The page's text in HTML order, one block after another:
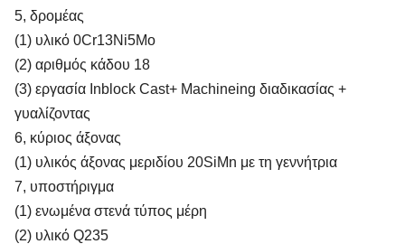
5, δρομέας
(1) υλικό 0Cr13Ni5Mo
(2) αριθμός κάδου 18
(3) εργασία Inblock Cast+ Machineing διαδικασίας +
γυαλίζοντας
6, κύριος άξονας
(1) υλικός άξονας μεριδίου 20SiMn με τη γεννήτρια
7, υποστήριγμα
(1) ενωμένα στενά τύπος μέρη
(2) υλικό Q235